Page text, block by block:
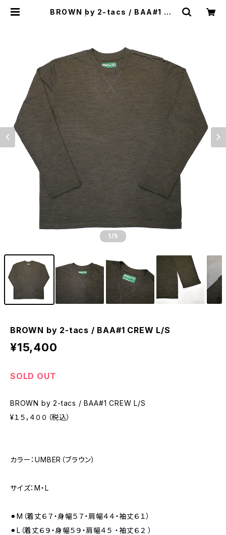
BROWN by 2-tacs / BAA#1 CR
1 /5
BROWN by 2-tacs / BAA#1 CREW L/S
¥15,400
SOLD OUT
BROWN by 2-tacs / BAA#1 CREW L/S
¥１５，４００（税込）
カラー：UMBER（ブラウン）
サイズ：M・L
⚫︎M（着丈６７・身幅５７・肩幅４４・袖丈６１）
⚫︎L（着丈６９・身幅５９・肩幅４５ ・袖丈６２ ）